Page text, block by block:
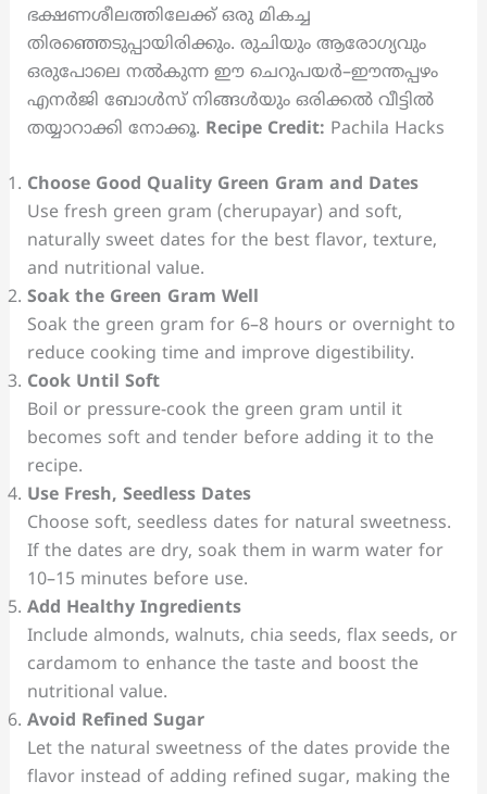
ഭക്ഷണശീലത്തിലേക്ക് ഒരു മികച്ച
തിരഞ്ഞെടുപ്പായിരിക്കും. രുചിയും ആരോഗ്യവും
ഒരുപോലെ നൽകുന്ന ഈ ചെറുപയർ–ഈന്തപ്പഴം
എനർജി ബോൾസ് നിങ്ങൾയും ഒരിക്കൽ വീട്ടിൽ
തയ്യാറാക്കി നോക്കൂ. Recipe Credit: Pachila Hacks
Choose Good Quality Green Gram and Dates
Use fresh green gram (cherupayar) and soft,
naturally sweet dates for the best flavor, texture,
and nutritional value.
Soak the Green Gram Well
Soak the green gram for 6–8 hours or overnight to
reduce cooking time and improve digestibility.
Cook Until Soft
Boil or pressure-cook the green gram until it
becomes soft and tender before adding it to the
recipe.
Use Fresh, Seedless Dates
Choose soft, seedless dates for natural sweetness.
If the dates are dry, soak them in warm water for
10–15 minutes before use.
Add Healthy Ingredients
Include almonds, walnuts, chia seeds, flax seeds, or
cardamom to enhance the taste and boost the
nutritional value.
Avoid Refined Sugar
Let the natural sweetness of the dates provide the
flavor instead of adding refined sugar, making the